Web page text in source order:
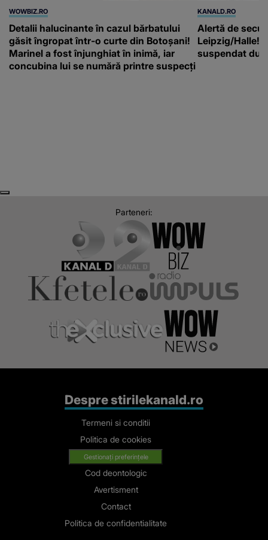
WOWBIZ.RO
Detalii halucinante în cazul bărbatului
găsit îngropat într-o curte din Botoșani!
Marinel a fost înjunghiat în inimă, iar
concubina lui se numără printre suspecți
KANALD.RO
Alertă de
Leipzig/Halle!
suspendat
Parteneri:
Despre stirilekanald.ro
Termeni si conditii
Politica de cookies
Gestionați preferințele
Cod deontologic
Avertisment
Contact
Politica de confidentialitate